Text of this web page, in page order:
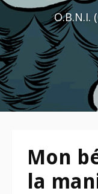
O.B.N.I.
Mon
la